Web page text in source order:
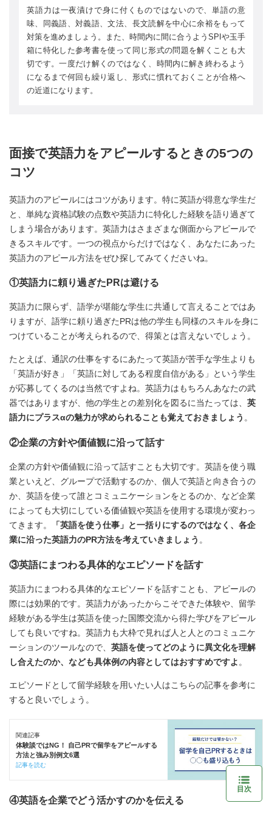
英語力は一夜漬けで身に付くものではないので、単語の意
味、同義語、対義語、文法、長文読解を中心に余裕をもって
対策を進めましょう。また、時間内に間に合うようSPIや玉手
箱に特化した参考書を使って同じ形式の問題を解くことも大
切です。一度だけ解くのではなく、時間内に解き終わるよう
になるまで何回も繰り返し、形式に慣れておくことが合格へ
の近道になります。
面接で英語力をアピールするときの5つの
コツ
英語力のアピールにはコツがあります。特に英語が得意な学生だ
と、単純な資格試験の点数や英語力に特化した経験を語り過ぎて
しまう場合があります。英語力はさまざまな側面からアピールで
きるスキルです。一つの視点からだけではなく、あなたにあった
英語力のアピール方法をぜひ探してみてくださいね。
①英語力に頼り過ぎたPRは避ける
英語力に限らず、語学が堪能な学生に共通して言えることではあ
りますが、語学に頼り過ぎたPRは他の学生も同様のスキルを身に
つけていることが考えられるので、得策とは言えないでしょう。
たとえば、通訳の仕事をするにあたって英語が苦手な学生よりも
「英語が好き」「英語に対してある程度自信がある」という学生
が応募してくるのは当然ですよね。英語力はもちろんあなたの武
器ではありますが、他の学生との差別化を図るに当たっては、 英
語力にプラスαの魅力が求められることも覚えておきましょう 。
②企業の方針や価値観に沿って話す
企業の方針や価値観に沿って話すことも大切です。英語を使う職
業といえど、グループで活動するのか、個人で英語と向き合うの
か、英語を使って誰とコミュニケーションをとるのか、など企業
によっても大切にしている価値観や英語を使用する環境が変わっ
てきます。
「英語を使う仕事」と一括りにするのではなく、各企
業に沿った英語力のPR方法を考えていきましょう 。
③英語にまつわる具体的なエピソードを話す
英語力にまつわる具体的なエピソードを話すことも、アピールの
際には効果的です。英語力があったからこそできた体験や、留学
経験がある学生は英語を使った国際交流から得た学びをアピール
しても良いですね。英語力も大枠で見れば人と人とのコミュニケ
ーションのツールなので、 英語を使ってどのように異文化を理解
し合えたのか、なども具体例の内容としてはおすすめですよ 。
エピソードとして留学経験を用いたい人はこちらの記事を参考に
すると良いでしょう。
関連記事
体験談ではNG！ 自己PRで留学をアピールする
方法と強み別例文6選
記事を読む
④英語を企業でどう活かすのかを伝える
目次